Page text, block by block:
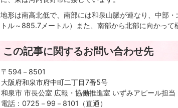
地形は南高北低で、南部には和泉山脈が連なり、中部
トル～885.7メートル）また、南部から北部に向かって
この記事に関するお問い合わせ先
〒594－8501
大阪府和泉市府中町二丁目7番5号
和泉市 市長公室 広報・協働推進室 いずみアピール担当
電話：0725－99－8101（直通）